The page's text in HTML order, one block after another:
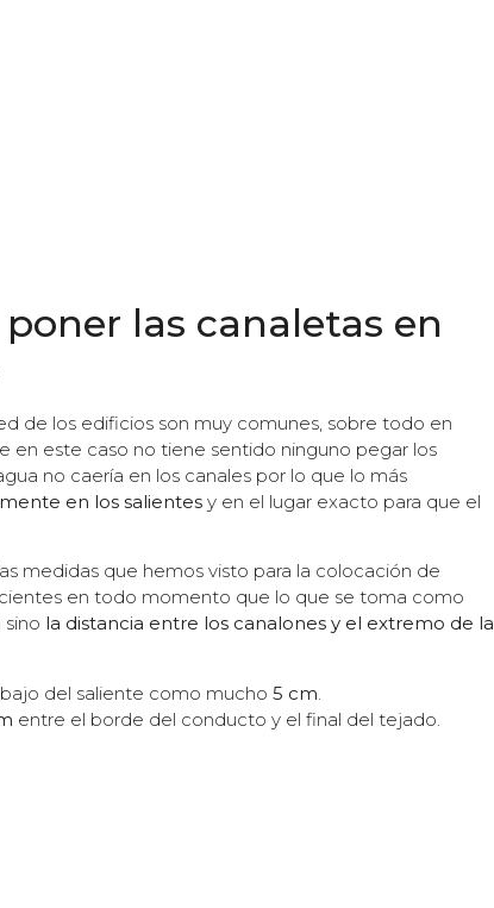
las canaletas en
de los edificios son muy comunes, sobre todo en
en este caso no tiene sentido ninguno pegar los
no caería en los canales por lo que lo más
en los salientes y en el lugar exacto para que el
medidas que hemos visto para la colocación de
en todo momento que lo que se toma como
la distancia entre los canalones y el extremo de la
del saliente como mucho 5 cm
entre el borde del conducto y el final del tejado.